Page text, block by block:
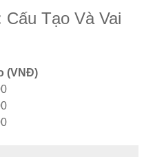
Tạo Và Vai
(VNĐ)